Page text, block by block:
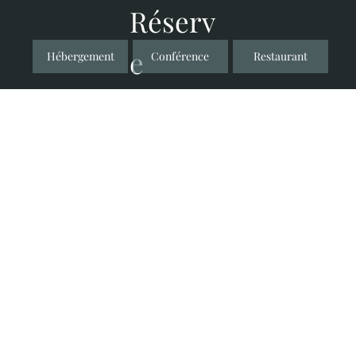
Réserv
e
Hébergement Conférence Restaurant